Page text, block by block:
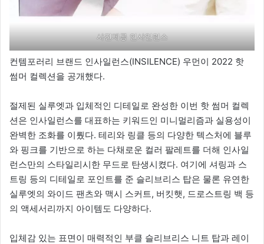
사진제공 인사일런스
컨템포러리 브랜드 인사일런스(INSILENCE) 우먼이 2022 핫
썸머 컬렉션을 공개했다.
절제된 실루엣과 입체적인 디테일로 완성한 이번 핫 썸머 컬렉
션은 인사일런스를 대표하는 키워드인 미니멀리즘과 실용성이
완벽한 조화를 이뤘다. 테리와 링클 등의 다양한 텍스처에 블루
와 핑크를 기반으로 하는 다채로운 컬러 팔레트를 더해 인사일
런스만의 스타일리시한 무드로 탄생시켰다. 여기에 셔링과 스
트링 등의 디테일로 포인트를 준 슬리브리스 탑은 물론 유연한
실루엣의 와이드 팬츠와 맥시 스커트, 버킷햇, 드로스트링 백 등
의 액세서리까지 아이템도 다양하다.
입체감 있는 표면이 매력적인 부클 슬리브리스 니트 탑과 레이